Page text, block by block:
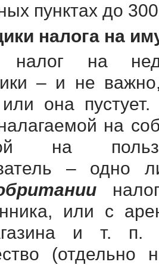
пунктах до
налога на
налог на
– и не
она
на
на
– одно
или с
и т.
(отдельно